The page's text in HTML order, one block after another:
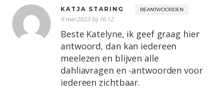
KATJA STARING BEANTWOORDEN
9 mei 2023 bij 16:12
Beste Katelyne, ik geef graag hier
antwoord, dan kan iedereen
meelezen en blijven alle
dahliavragen en -antwoorden voor
iedereen zichtbaar.